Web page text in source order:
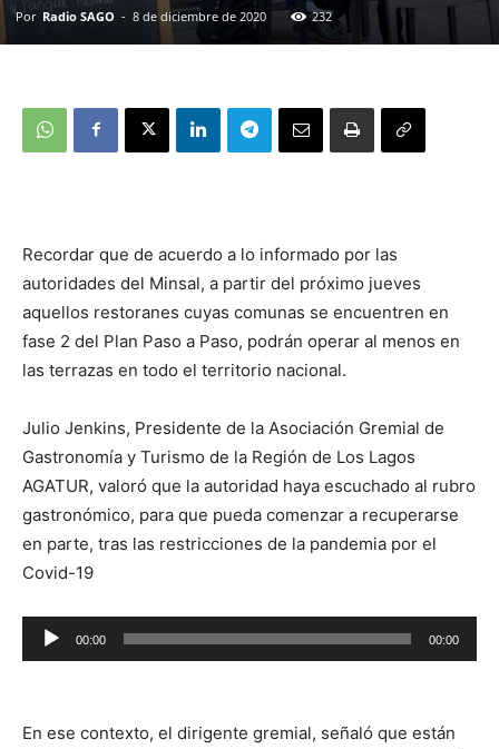
Por Radio SAGO - 8 de diciembre de 2020 232
Recordar que de acuerdo a lo informado por las
autoridades del Minsal, a partir del próximo jueves
aquellos restoranes cuyas comunas se encuentren en
fase 2 del Plan Paso a Paso, podrán operar al menos en
las terrazas en todo el territorio nacional.
Julio Jenkins, Presidente de la Asociación Gremial de
Gastronomía y Turismo de la Región de Los Lagos
AGATUR, valoró que la autoridad haya escuchado al rubro
gastronómico, para que pueda comenzar a recuperarse
en parte, tras las restricciones de la pandemia por el
Covid-19
Reproductor
de
00:00 00:00
En ese contexto, el dirigente gremial, señaló que están